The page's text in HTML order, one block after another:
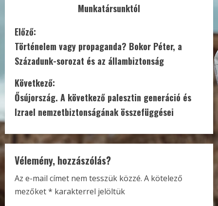
Munkatársunktól
C
o
n
t
i
n
u
e
R
Előző:
Történelem vagy propaganda? Bokor Péter, a
Századunk-sorozat és az állambiztonság
Következő:
Ősújország. A következő palesztin generáció és
Izrael nemzetbiztonságának összefüggései
Vélemény, hozzászólás?
Az e-mail címet nem tesszük közzé. A kötelező
mezőket* karakterrel jelöltük